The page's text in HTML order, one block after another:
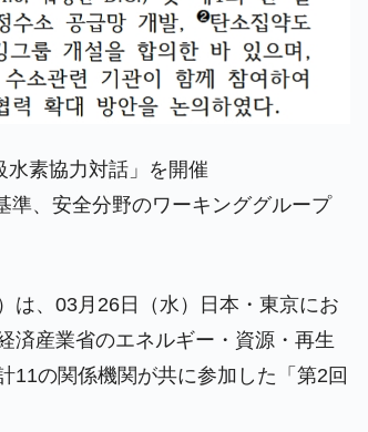
ン」⇒ あの名物教授も登場！
。
80.2％も減少
？
とは？
ーリーグとは？
とは？
素協力対話」を開催
準、安全分野のワーキンググループ
は、03月26日（水）日本・東京にお
済産業省のエネルギー・資源・再生
11の関係機関が共に参加した「第2回